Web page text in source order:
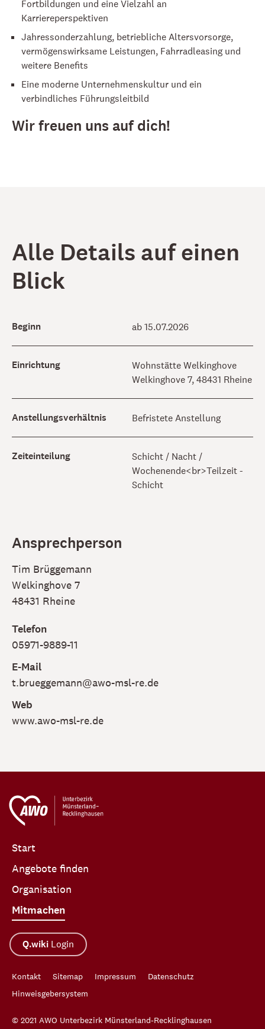
Fortbildungen und eine Vielzahl an
Karriereperspektiven
Jahressonderzahlung, betriebliche Altersvorsorge,
vermögenswirksame Leistungen, Fahrradleasing und
weitere Benefits
Eine moderne Unternehmenskultur und ein
verbindliches Führungsleitbild
Wir freuen uns auf dich!
Alle Details auf einen
Blick
Beginn ab 15.07.2026
Einrichtung
Wohnstätte Welkinghove
Welkinghove 7, 48431 Rheine
Anstellungsverhältnis Befristete Anstellung
Zeiteinteilung
Schicht / Nacht /
Wochenende<br>Teilzeit -
Schicht
Ansprechperson
Tim Brüggemann
Welkinghove 7
48431 Rheine
Telefon
05971-9889-11
E-Mail
t.brueggemann@awo-msl-re.de
Web
www.awo-msl-re.de
Start
Angebote finden
Organisation
Mitmachen
Q.wiki Login
© 2021 AWO Unterbezirk Münsterland-Recklinghausen
Kontakt Sitemap Impressum
Datenschutz
Hinweisgebersystem